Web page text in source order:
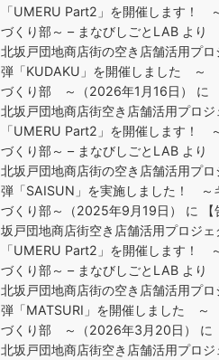
「UMERU Part2」を開催します！
づくり部～ – まなびしごとLAB より
北坂戸団地商店街の空き店舗活用プロ
弾「KUDAKU」を開催しました ～
づくり部 ～（2026年1月16日）
に
北坂戸団地商店街空き店舗活用プロ
「UMERU Part2」を開催します！
づくり部～ – まなびしごとLAB より
北坂戸団地商店街の空き店舗活用プロ
弾「SAISUN」を実施しました！ ～
づくり部～（2025年9月19日）
に
坂戸団地商店街空き店舗活用プロジ
「UMERU Part2」を開催します！
づくり部～ – まなびしごとLAB より
北坂戸団地商店街の空き店舗活用プロ
弾「MATSURI」を開催しました ～
づくり部 ～（2026年3月20日）
に
北坂戸団地商店街空き店舗活用プロ